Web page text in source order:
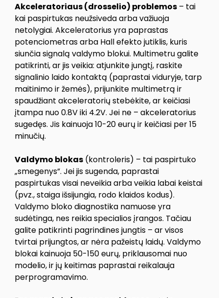
Akceleratoriaus (drosselio) problemos – tai
kai paspirtukas neužsiveda arba važiuoja
netolygiai. Akceleratorius yra paprastas
potenciometras arba Hall efekto jutiklis, kuris
siunčia signalą valdymo blokui. Multimetru galite
patikrinti, ar jis veikia: atjunkite jungtį, raskite
signalinio laido kontaktą (paprastai viduryje, tarp
maitinimo ir žemės), prijunkite multimetrą ir
spaudžiant akceleratorių stebėkite, ar keičiasi
įtampa nuo 0.8V iki 4.2V. Jei ne – akceleratorius
sugedęs. Jis kainuoja 10-20 eurų ir keičiasi per 15
minučių.
Valdymo blokas (kontroleris) – tai paspirtuko
„smegenys”. Jei jis sugenda, paprastai
paspirtukas visai neveikia arba veikia labai keistai
(pvz., staiga išsijungia, rodo klaidos kodus).
Valdymo bloko diagnostika namuose yra
sudėtinga, nes reikia specialios įrangos. Tačiau
galite patikrinti pagrindines jungtis – ar visos
tvirtai prijungtos, ar nėra pažeistų laidų. Valdymo
blokai kainuoja 50-150 eurų, priklausomai nuo
modelio, ir jų keitimas paprastai reikalauja
perprogramavimo.